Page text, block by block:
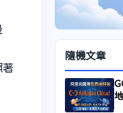
著
隨機文章